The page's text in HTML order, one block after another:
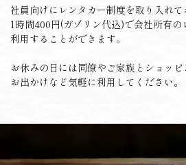
社員向けにレンタカー制度を取り入れて
1時間400円(ガゾリン代込)で会社所有の
利用することができます。
お休みの日には同僚やご家族とショッピ
お出かけなど気軽に利用してください。